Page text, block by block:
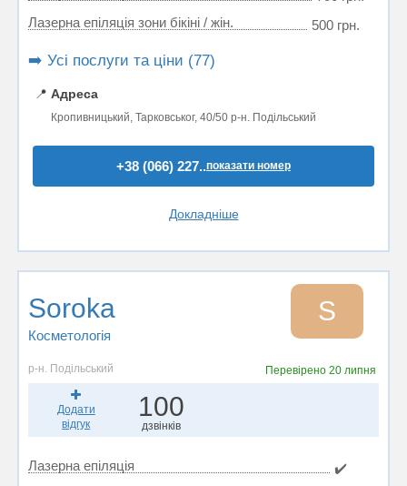
Лазерна епіляція зони бікіні / жін.
500 грн.
➡️ Усі послуги та ціни (77)
📍 Адреса
Кропивницький, Тарковськог, 40/50 р-н. Подільський
+38 (066) 227..показати номер
Докладніше
Soroka
Косметологія
S
р-н. Подільський Перевірено 20 липня
Додати
відгук
100
дзвінків
Лазерна епіляція ✔️